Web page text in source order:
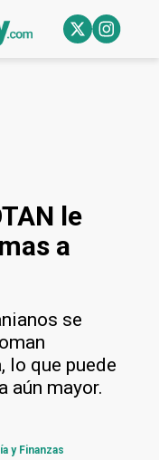
le
a
se
lo que puede
aún mayor.
y Finanzas